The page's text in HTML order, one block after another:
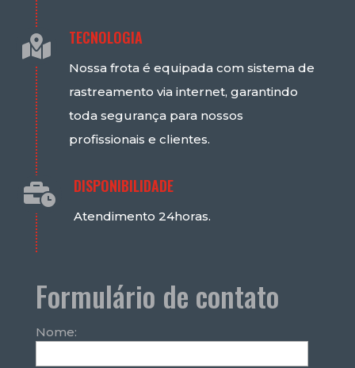
 TECNOLOGIA
Nossa frota é equipada com sistema de
rastreamento via internet, garantindo
toda segurança para nossos
profissionais e clientes.
 DISPONIBILIDADE
Atendimento 24horas.
Formulário de contato
Nome: